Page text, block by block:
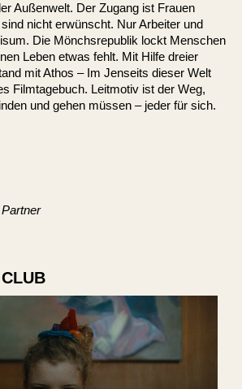
Außenwelt. Der Zugang ist Frauen
nicht erwünscht. Nur Arbeiter und
Die Mönchsrepublik lockt Menschen
Leben etwas fehlt. Mit Hilfe dreier
mit Athos – Im Jenseits dieser Welt
Filmtagebuch. Leitmotiv ist der Weg,
und gehen müssen – jeder für sich.